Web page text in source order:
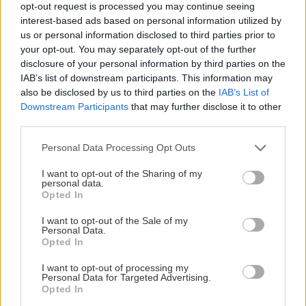
opt-out request is processed you may continue seeing
interest-based ads based on personal information utilized by
us or personal information disclosed to third parties prior to
your opt-out. You may separately opt-out of the further
disclosure of your personal information by third parties on the
IAB’s list of downstream participants. This information may
also be disclosed by us to third parties on the IAB’s List of
Downstream Participants that may further disclose it to other
Personal Data Processing Opt Outs
I want to opt-out of the Sharing of my
personal data.
Opted In
I want to opt-out of the Sale of my
Personal Data.
Opted In
I want to opt-out of processing my
Personal Data for Targeted Advertising.
Opted In
πίσω του το «Avatar»
22:32
ΕΠΙΣΤΗΜΗ
Έφτιαξε ηλιακό γιοτ με $20.000 και διένυσε
3.000 ναυτικά μίλια χωρίς στάλα καυσίμου!
22:21
Κατσαρίδα στο σπίτι - Πότε πρέπει να
Εξαρθρώθηκε τεράστιο δίκτυο διακίνησης
μεταναστών και ναρκωτικών στη Μεσόγειο –
ΠΕΡΙΣΣΟΤΕΡΑ
ΚΡΗΤΗ
Σητεία: Ολονύχτια η μάχη των
πυροσβεστών - Χωρίς ενεργό μέτωπο
η πυρκαγιά